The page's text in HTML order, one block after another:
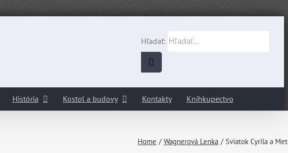
Hľadať:
História Kostol a budovy Kontakty Kníhkupectvo
Home Wagnerová Lenka Sviatok Cyrila a